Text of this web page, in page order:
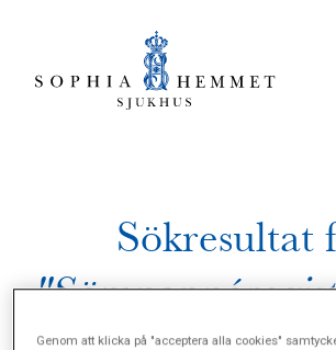
Sökresultat
Genom att klicka på "acceptera alla cookies"